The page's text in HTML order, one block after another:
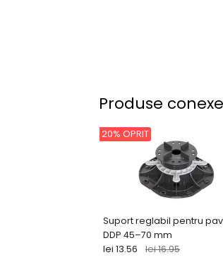
Produse conexe
Suport reglabil pentru
DDP 45–70 mm
20% OPRIT
lei 13.56 lei 16.95